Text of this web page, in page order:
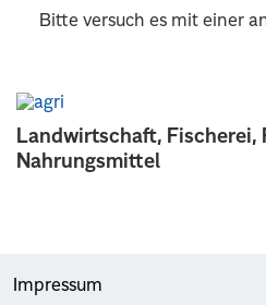
Landwirtschaft, Fischerei,
Nahrungsmittel
Bitte versuch es mit einer
Impressum